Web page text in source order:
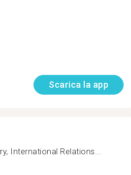
Scarica la app
International Relations...